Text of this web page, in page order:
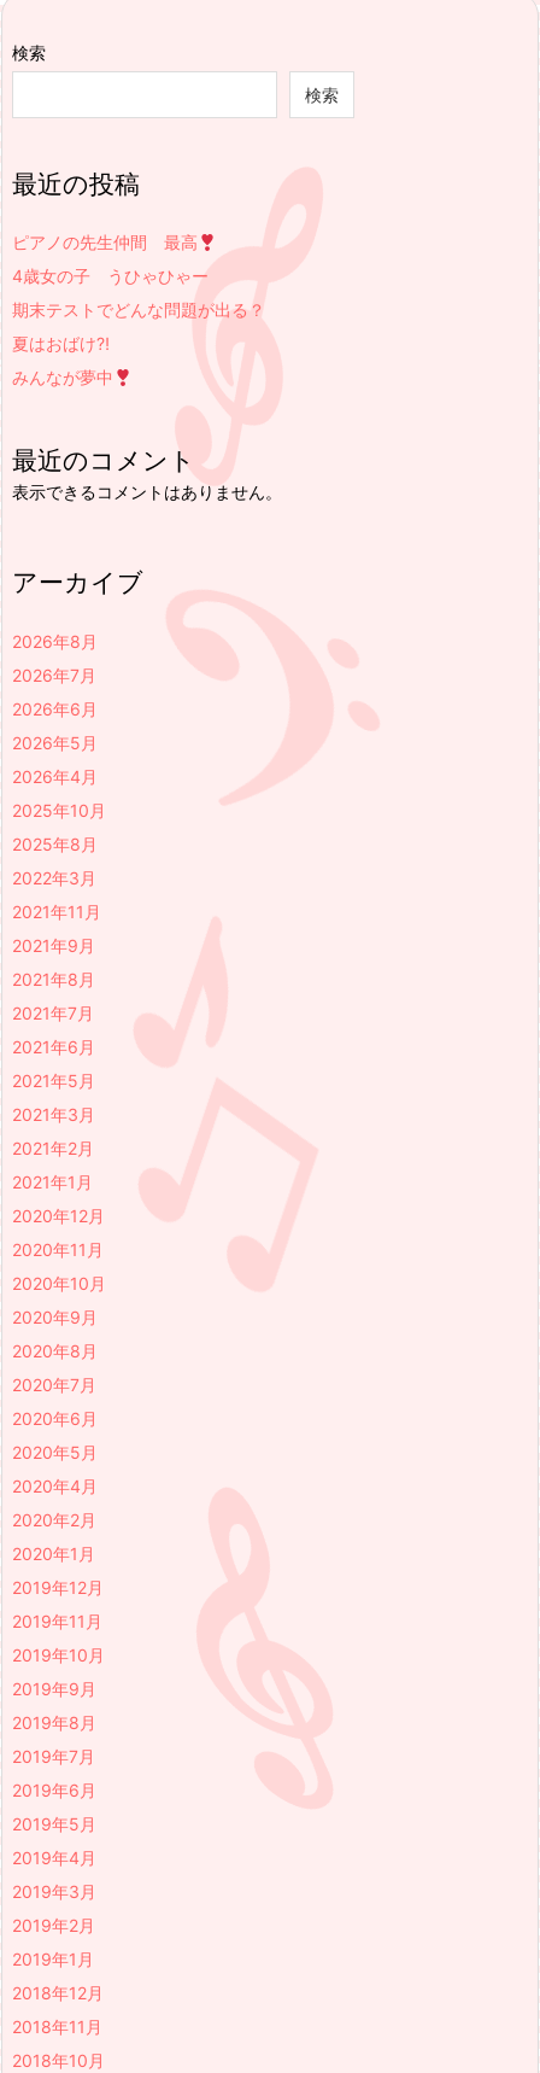
検索
検索
最近の投稿
ピアノの先生仲間 最高
4歳女の子 うひゃひゃー
期末テストでどんな問題が出る？
夏はおばけ⁈
みんなが夢中
最近のコメント
表示できるコメントはありません。
アーカイブ
2026年8月
2026年7月
2026年6月
2026年5月
2026年4月
2025年10月
2025年8月
2022年3月
2021年11月
2021年9月
2021年8月
2021年7月
2021年6月
2021年5月
2021年3月
2021年2月
2021年1月
2020年12月
2020年11月
2020年10月
2020年9月
2020年8月
2020年7月
2020年6月
2020年5月
2020年4月
2020年2月
2020年1月
2019年12月
2019年11月
2019年10月
2019年9月
2019年8月
2019年7月
2019年6月
2019年5月
2019年4月
2019年3月
2019年2月
2019年1月
2018年12月
2018年11月
2018年10月